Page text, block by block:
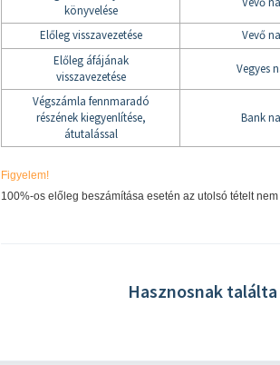
könyvelése
Előleg visszavezetése Vevő
Előleg áfájának
visszavezetése
Vegyes
Végszámla fennmaradó
részének kiegyenlítése,
átutalással
Bank
Figyelem!
100%-os előleg beszámítása esetén az utolsó tételt
Hasznosnak